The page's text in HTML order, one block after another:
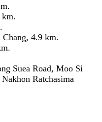
km.
4.9 km.
Suea Road, Moo Si
Ratchasima